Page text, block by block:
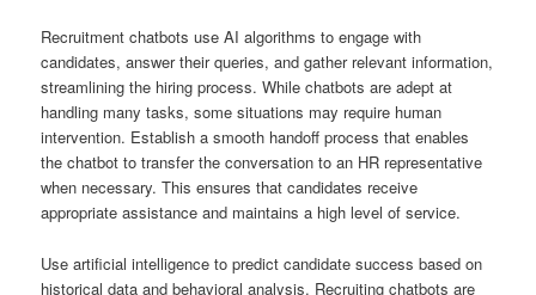
Recruitment chatbots use AI algorithms to engage with
candidates, answer their queries, and gather relevant information,
streamlining the hiring process. While chatbots are adept at
handling many tasks, some situations may require human
intervention. Establish a smooth handoff process that enables
the chatbot to transfer the conversation to an HR representative
when necessary. This ensures that candidates receive
appropriate assistance and maintains a high level of service.
Use artificial intelligence to predict candidate success based on
historical data and behavioral analysis. Recruiting chatbots are